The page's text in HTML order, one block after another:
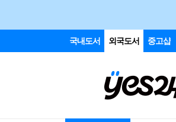
국내도서 외국도서 중고샵